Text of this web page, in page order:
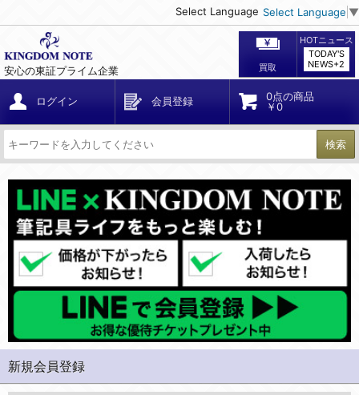
Select Language Select Language ▼
安心の東証プライム企業 買取
HOTニュース
TODAY'S
NEWS+2
ログイン 会員登録
0点の商品
￥0
検索
新規会員登録